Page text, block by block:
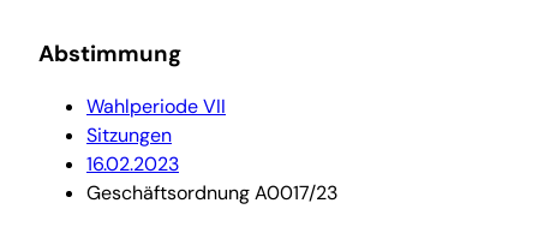
Abstimmung
Wahlperiode VII
Sitzungen
16.02.2023
Geschäftsordnung A0017/23